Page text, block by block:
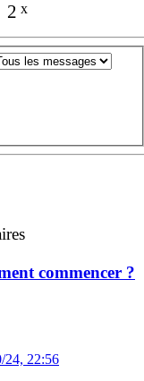
2 x
commencer ?
24, 22:56